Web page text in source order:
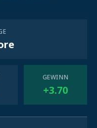
GEWINN
+3.70